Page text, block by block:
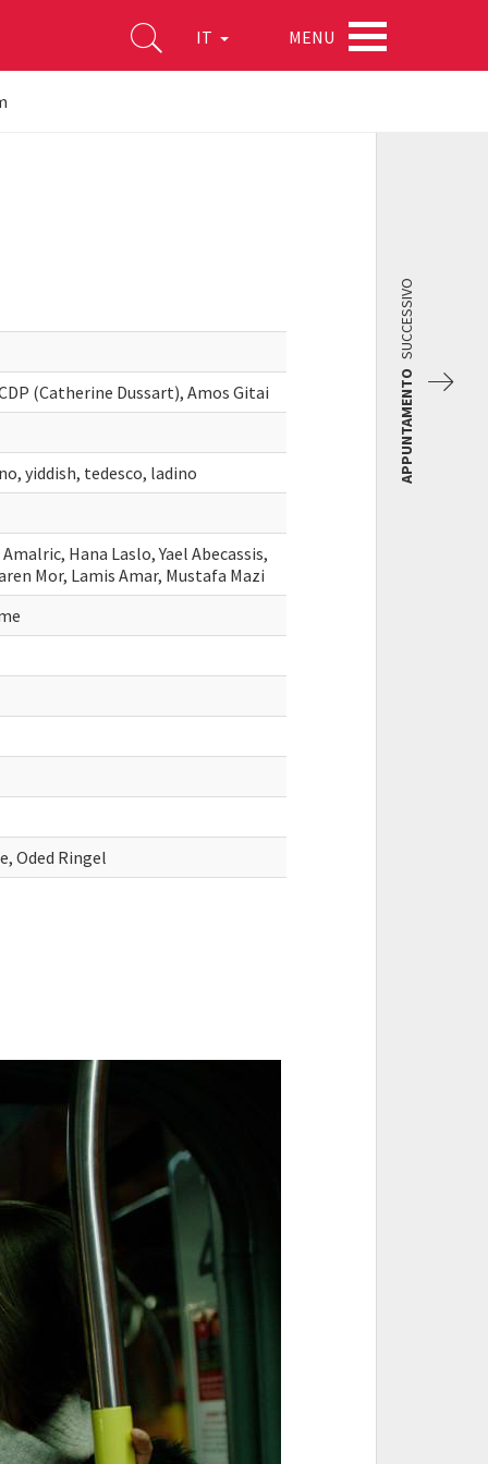
IT MENU
(Catherine Dussart), Amos Gitai
yiddish, tedesco, ladino
Hana Laslo, Yael Abecassis,
Mor, Lamis Amar, Mustafa Mazi
Oded Ringel
APPUNTAMENTO
SUCCESSIVO